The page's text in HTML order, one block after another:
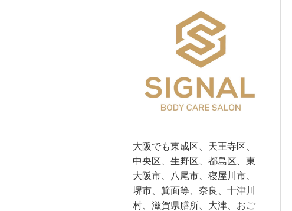
大阪でも東成区、天王寺区、
中央区、生野区、都島区、東
大阪市、八尾市、寝屋川市、
堺市、箕面等、奈良、十津川
村、滋賀県膳所、大津、おご